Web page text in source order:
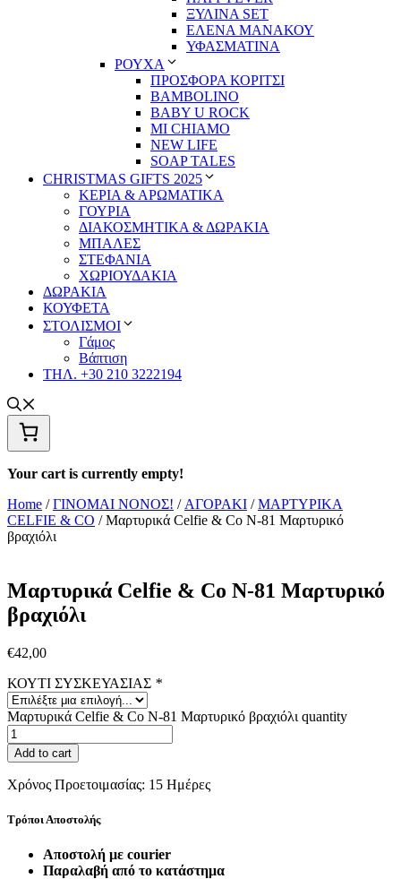
ΞΥΛΙΝΑ SET
ΕΛΕΝΑ ΜΑΝΑΚΟΥ
ΥΦΑΣΜΑΤΙΝΑ
ΡΟΥΧΑ
ΠΡΟΣΦΟΡΑ ΚΟΡΙΤΣΙ
BAMBOLINO
BABY U ROCK
MI CHIAMO
NEW LIFE
SOAP TALES
CHRISTMAS GIFTS 2025
ΚΕΡΙΑ & ΑΡΩΜΑΤΙΚΑ
ΓΟΥΡΙΑ
ΔΙΑΚΟΣΜΗΤΙΚΑ & ΔΩΡΑΚΙΑ
ΜΠΑΛΕΣ
ΣΤΕΦΑΝΙΑ
ΧΩΡΙΟΥΔΑΚΙΑ
ΔΩΡΑΚΙΑ
ΚΟΥΦΕΤΑ
ΣΤΟΛΙΣΜΟΙ
Γάμος
Βάπτιση
ΤΗΛ. +30 210 3222194
Your cart is currently empty!
Home /ΓΙΝΟΜΑΙ ΝΟΝΟΣ! / ΑΓΟΡΑΚΙ /ΜΑΡΤΥΡΙΚΑ
CELFIE & CO / Μαρτυρικά Celfie & Co N-81 Μαρτυρικό
βραχιόλι
Μαρτυρικά Celfie & Co N-81 Μαρτυρικό
βραχιόλι
€42,00
ΚΟΥΤΙ ΣΥΣΚΕΥΑΣΙΑΣ *
Μαρτυρικά Celfie & Co N-81 Μαρτυρικό βραχιόλι quantity
Add to cart
Χρόνος Προετοιμασίας: 15 Ημέρες
Τρόποι Αποστολής
Αποστολή με courier
Παραλαβή από το κατάστημα